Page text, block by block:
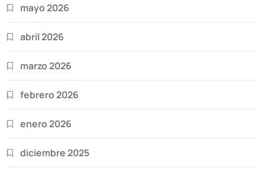
mayo 2026
abril 2026
marzo 2026
febrero 2026
enero 2026
diciembre 2025